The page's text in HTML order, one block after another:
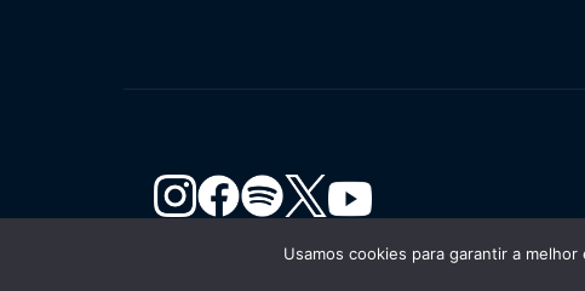
Usamos cookies para garantir a